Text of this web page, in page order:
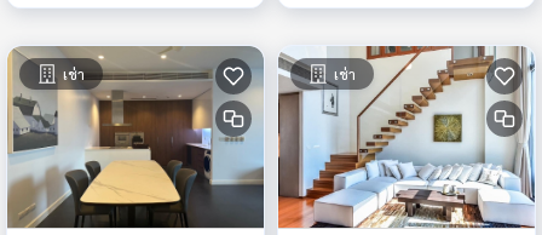
เช่า เช่า